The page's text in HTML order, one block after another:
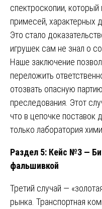
спектроскопии, который
примесей, характерных
Это стало
игрушек сам не знал о
Наше заключение
переложить
отозвать опасную
преследования. Этот
что в цепочке поставок
только лаборатория
Раздел 5: Кейс №3 —
фальшивкой
Третий случай —
рынка. Транспортная